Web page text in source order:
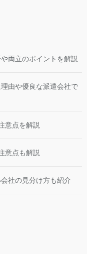
両立のポイントを解説
由や優良な派遣会社で
意点を解説
意点も解説
社の見分け方も紹介